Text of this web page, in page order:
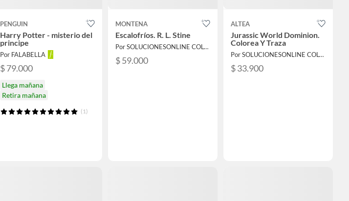
PENGUIN
Harry Potter - misterio del
principe
Por FALABELLA
$ 79.000
Llega mañana
Retira mañana
(1)
MONTENA
Escalofríos. R. L. Stine
Por SOLUCIONESONLINE COLOMBIA SAS
$ 59.000
ALTEA
Jurassic World Dominion.
Colorea Y Traza
Por SOLUCIONESONLINE COLOMBIA SAS
$ 33.900